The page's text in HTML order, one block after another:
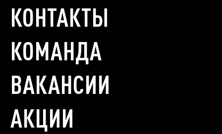
КОНТАКТЫ
КОМАНДА
ВАКАНСИИ
АКЦИИ